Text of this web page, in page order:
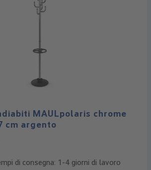
MAULpolaris chrome
cm argento
di consegna: 1-4 giorni di lavoro